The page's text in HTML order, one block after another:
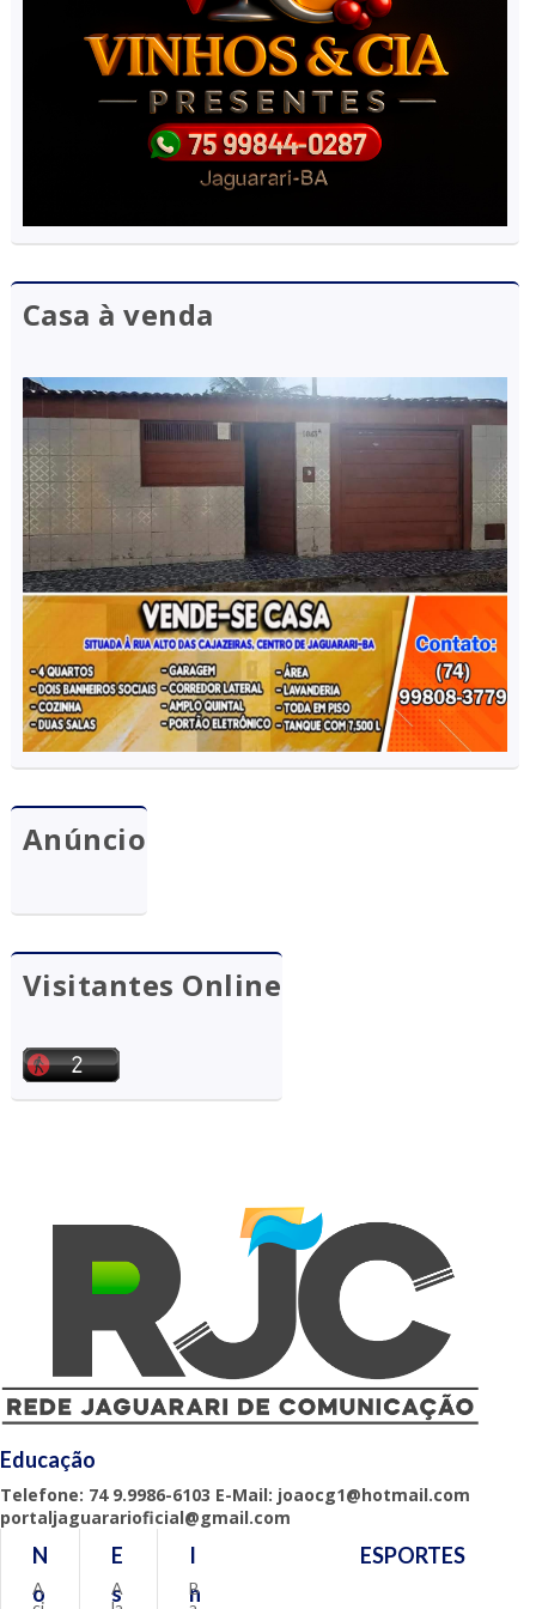
Casa à venda
Anúncio
Visitantes Online
Educação
Telefone: 74 9.9986-6103 E-Mail: joaocg1@hotmail.com
portaljaguararioficial@gmail.com
N
o
A
E
s
A
I
n
B
ESPORTES